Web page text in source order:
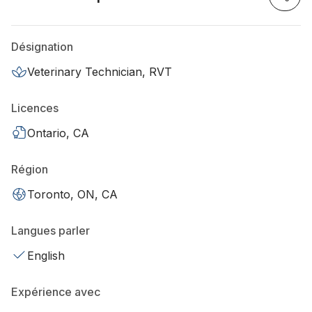
Désignation
Veterinary Technician, RVT
Licences
Ontario, CA
Région
Toronto, ON, CA
Langues parler
English
Expérience avec